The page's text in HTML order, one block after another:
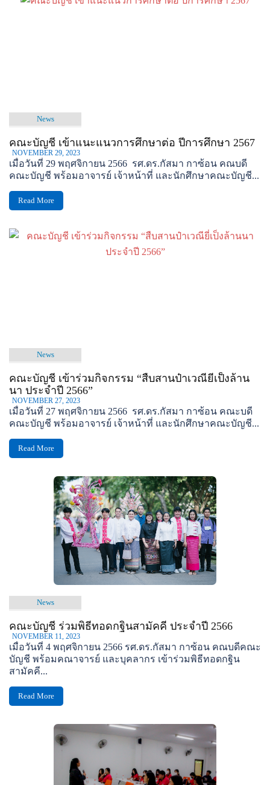
News
คณะบัญชี เข้าแนะแนวการศึกษาต่อ ปีการศึกษา 2567
NOVEMBER 29, 2023
เมื่อวันที่ 29 พฤศจิกายน 2566 รศ.ดร.กัสมา กาซ้อน คณบดี
คณะบัญชี พร้อมอาจารย์ เจ้าหน้าที่ และนักศึกษาคณะบัญชี...
Read More
News
คณะบัญชี เข้าร่วมกิจกรรม “สืบสานป๋าเวณียี่เป็งล้าน
นา ประจำปี 2566”
NOVEMBER 27, 2023
เมื่อวันที่ 27 พฤศจิกายน 2566 รศ.ดร.กัสมา กาซ้อน คณะบดี
คณะบัญชี พร้อมอาจารย์ เจ้าหน้าที่ และนักศึกษาคณะบัญชี...
Read More
News
คณะบัญชี ร่วมพิธีทอดกฐินสามัคคี ประจำปี 2566
NOVEMBER 11, 2023
เมื่อวันที่ 4 พฤศจิกายน 2566 รศ.ดร.กัสมา กาซ้อน คณบดีคณะ
บัญชี พร้อมคณาจารย์ และบุคลากร เข้าร่วมพิธีทอดกฐิน
สามัคคี...
Read More